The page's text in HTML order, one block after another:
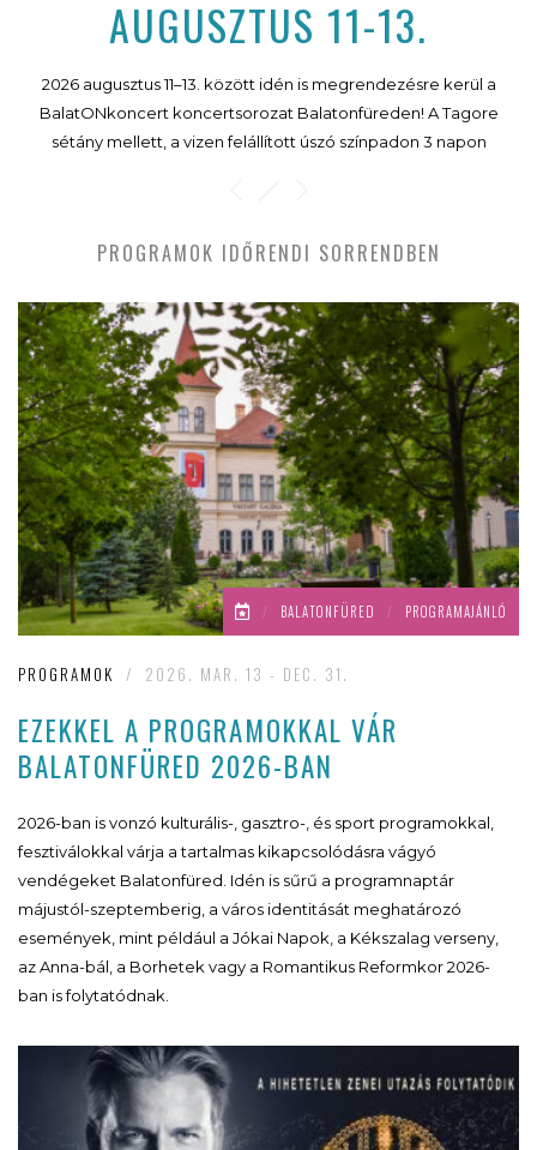
AUGUSZTUS 11-13.
2026 augusztus 11–13. között idén is megrendezésre kerül a
BalatONkoncert koncertsorozat Balatonfüreden! A Tagore
sétány mellett, a vizen felállított úszó színpadon 3 napon
PROGRAMOK IDŐRENDI SORRENDBEN
/ BALATONFÜRED / PROGRAMAJÁNLÓ
PROGRAMOK / 2026. MAR. 13 - DEC. 31.
EZEKKEL A PROGRAMOKKAL VÁR
BALATONFÜRED 2026-BAN
2026-ban is vonzó kulturális-, gasztro-, és sport programokkal,
fesztiválokkal várja a tartalmas kikapcsolódásra vágyó
vendégeket Balatonfüred. Idén is sűrű a programnaptár
májustól-szeptemberig, a város identitását meghatározó
események, mint például a Jókai Napok, a Kékszalag verseny,
az Anna-bál, a Borhetek vagy a Romantikus Reformkor 2026-
ban is folytatódnak.